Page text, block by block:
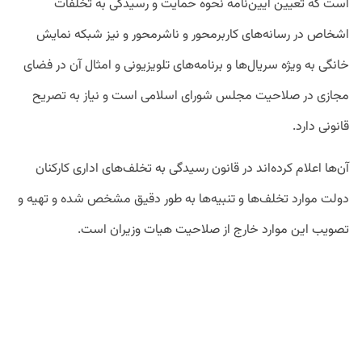
است که تعیین آیین‌نامه نحوه حمایت و رسیدگی به تخلفات
اشخاص در رسانه‌های کاربرمحور و ناشرمحور و نیز شبکه نمایش
خانگی به ویژه سریال‌ها و برنامه‌های تلویزیونی و امثال آن در فضای
مجازی در صلاحیت مجلس شورای اسلامی است و نیاز به تصریح
قانونی دارد.
آن‌ها اعلام کرده‌اند در قانون رسیدگی به تخلف‌های اداری کارکنان
دولت موارد تخلف‌ها و تنبیه‌ها به طور دقیق مشخص شده و تهیه و
تصویب این موارد خارج از صلاحیت هیات وزیران است.